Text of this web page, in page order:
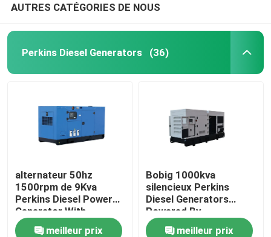
AUTRES CATÉGORIES DE NOUS
Perkins Diesel Generators (36)
alternateur 50hz
1500rpm de 9Kva
Perkins Diesel Power
Generator With
Stamford
meilleur prix
Bobig 1000kva
silencieux Perkins
Diesel Generators
Powered By
4008TAG2A
meilleur prix